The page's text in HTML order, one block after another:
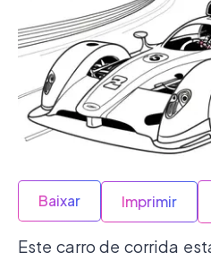
Baixar Imprimir
Este carro de corrida